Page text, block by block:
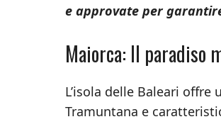
e approvate per
Maiorca: Il paradiso
L’isola delle Baleari
Tramuntana e